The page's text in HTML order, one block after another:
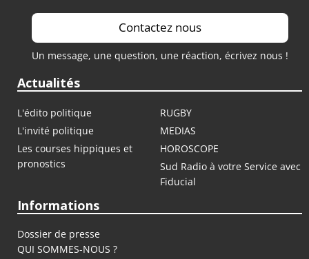
Contactez nous
Un message, une question, une réaction, écrivez nous !
Actualités
L'édito politique
RUGBY
L'invité politique
MEDIAS
Les courses hippiques et
pronostics
HOROSCOPE
Sud Radio à votre Service avec
Fiducial
Informations
Dossier de presse
QUI SOMMES-NOUS ?